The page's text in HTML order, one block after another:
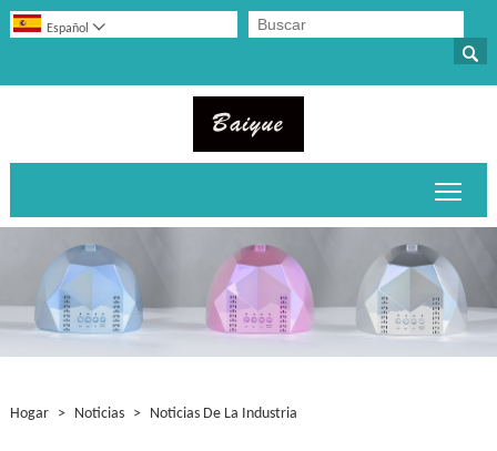

Español 
Hogar > Noticias > Noticias De La Industria